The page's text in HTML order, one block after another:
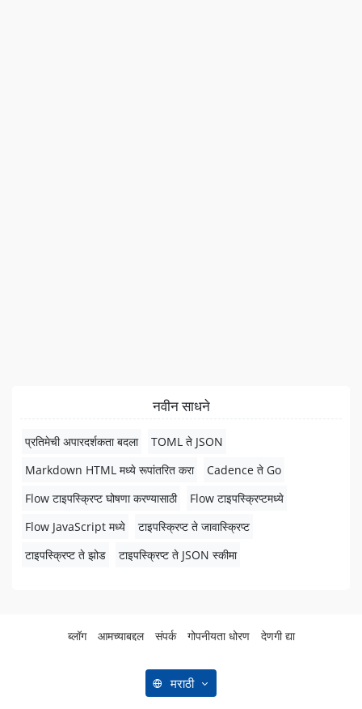
नवीन साधने
प्रतिमेची अपारदर्शकता बदला
TOML ते JSON
Markdown HTML मध्ये रूपांतरित करा
Cadence ते Go
Flow टाइपस्क्रिप्ट घोषणा करण्यासाठी
Flow टाइपस्क्रिप्टमध्ये
Flow JavaScript मध्ये
टाइपस्क्रिप्ट ते जावास्क्रिप्ट
टाइपस्क्रिप्ट ते झोड
टाइपस्क्रिप्ट ते JSON स्कीमा
ब्लॉग आमच्याबद्दल संपर्क गोपनीयता धोरण देणगी द्या
मराठी